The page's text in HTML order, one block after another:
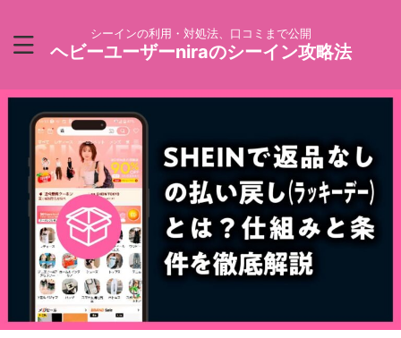
シーインの利用・対処法、口コミまで公開
ヘビーユーザーniraのシーイン攻略法